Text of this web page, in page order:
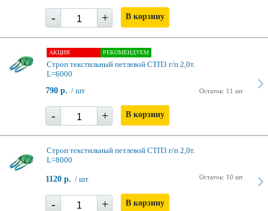
- + В корзину
АКЦИЯ РЕКОМЕНДУЕМ
Строп текстильный петлевой СТП3 г/п 2,0т.
L=6000
Остаток: 11 шт
790 р. / шт
- + В корзину
Строп текстильный петлевой СТП3 г/п 2,0т.
L=8000
Остаток: 10 шт
1120 р. / шт
- + В корзину